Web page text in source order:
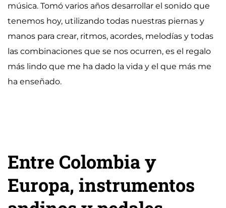
música. Tomó varios años desarrollar el sonido que
tenemos hoy, utilizando todas nuestras piernas y
manos para crear, ritmos, acordes, melodías y todas
las combinaciones que se nos ocurren, es el regalo
más lindo que me ha dado la vida y el que más me
ha enseñado.
Entre Colombia y
Europa, instrumentos